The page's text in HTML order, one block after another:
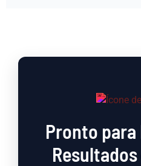
Pronto